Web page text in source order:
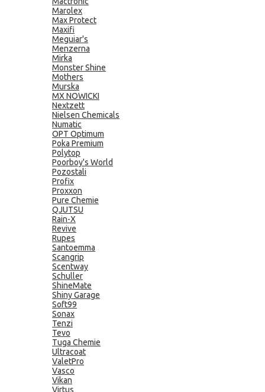
Marolex
Max Protect
Maxifi
Meguiar's
Menzerna
Mirka
Monster Shine
Mothers
Murska
MX NOWICKI
Nextzett
Nielsen Chemicals
Numatic
OPT Optimum
Poka Premium
Polytop
Poorboy's World
Pozostali
Profix
Proxxon
Pure Chemie
QJUTSU
Rain-X
Revive
Rupes
Santoemma
Scangrip
Scentway
Schuller
ShineMate
Shiny Garage
Soft99
Sonax
Tenzi
Tevo
Tuga Chemie
Ultracoat
ValetPro
Vasco
Vikan
Virtus